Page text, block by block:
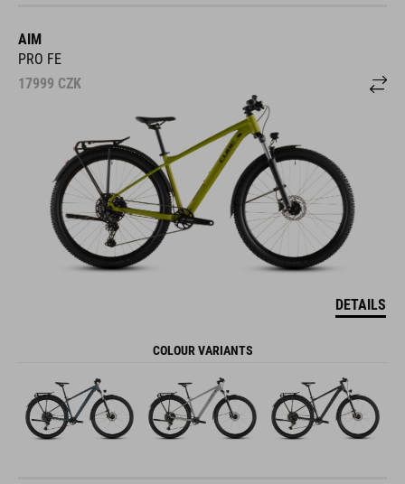
AIM
PRO FE
17999 CZK
DETAILS
COLOUR VARIANTS